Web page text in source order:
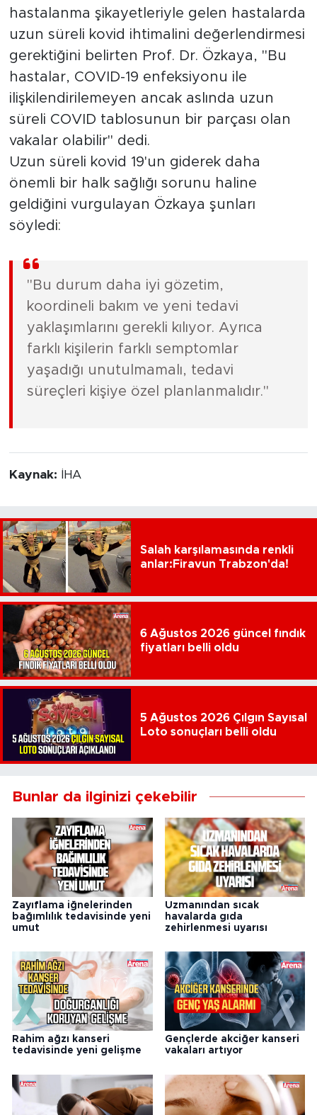
hastalanma şikayetleriyle gelen hastalarda
uzun süreli kovid ihtimalini değerlendirmesi
gerektiğini belirten Prof. Dr. Özkaya, "Bu
hastalar, COVID-19 enfeksiyonu ile
ilişkilendirilemeyen ancak aslında uzun
süreli COVID tablosunun bir parçası olan
vakalar olabilir" dedi.
Uzun süreli kovid 19'un giderek daha
önemli bir halk sağlığı sorunu haline
geldiğini vurgulayan Özkaya şunları
söyledi:
"Bu durum daha iyi gözetim,
koordineli bakım ve yeni tedavi
yaklaşımlarını gerekli kılıyor. Ayrıca
farklı kişilerin farklı semptomlar
yaşadığı unutulmamalı, tedavi
süreçleri kişiye özel planlanmalıdır."
Kaynak: İHA
Salah karşılamasında renkli
anlar:Firavun Trabzon'da!
6 Ağustos 2026 güncel fındık
fiyatları belli oldu
5 Ağustos 2026 Çılgın Sayısal
Loto sonuçları belli oldu
Bunlar da ilginizi çekebilir
Zayıflama iğnelerinden
bağımlılık tedavisinde yeni
umut
Uzmanından sıcak
havalarda gıda
zehirlenmesi uyarısı
Rahim ağzı kanseri
tedavisinde yeni gelişme
Gençlerde akciğer kanseri
vakaları artıyor